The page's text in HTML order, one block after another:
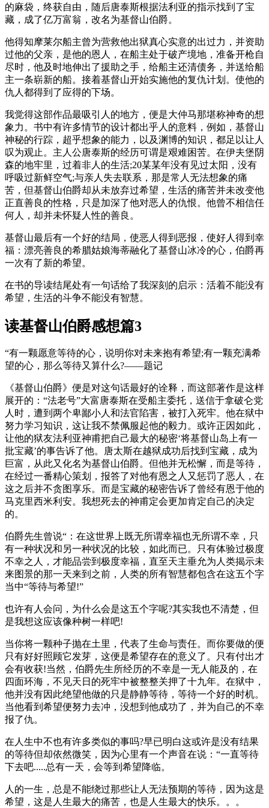
的麻袋，终获自由，随后唐泰斯根据法利亚的指示找到了宝
藏，成了亿万富翁，改名为基督山伯爵。
他得知摩莱尔船主曾为营救他出狱真心实意的出过力，并资助
过他的父亲，是他的恩人，在船主处于破产境地，准备开枪自
尽时，他及时地伸出了援助之手，给船主还清债务，并送给船
主一条崭新的船。接着基督山开始实施他的复仇计划。使他的
仇人都得到了应得的下场。
我觉得这部作品最吸引人的地方，便是大仲马那堪称神奇的想
象力。书中有许多情节的设计都出乎人的意料，例如，基督山
神秘的行踪，超乎想象的能力，以及渊博的知识，都足以让人
叹为观止。主人公唐泰斯的经历可谓是艰难困苦。在伊夫堡阴
森的地牢里，过着非人的生活;20某某年没有见过太阳，没有
呼吸过新鲜空气;与亲人失去联系，那是常人无法想象的痛
苦，但基督山伯爵却从未放弃过希望，生活的痛苦并未改变他
正直善良的性格，只是加深了他对恶人的仇恨。他曾不相信任
何人，却并未怀疑人性的善良。
基督山最后有一个好的结局，使恶人得到恶报，使好人得到幸
福：漂亮善良的希腊姑娘海蒂融化了基督山冰冷的心，伯爵再
一次有了新的希望。
在书的导读结尾处有一句话给了我深刻的启示：活着不能没有
希望，生活的斗争不能没有智慧。
读基督山伯爵感想篇3
“有一颗愿意等待的心，说明你对未来抱有希望;有一颗充满希
望的心，那么等待又算什么?——题记
《基督山伯爵》便是对这句话最好的诠释，而这部著作是这样
展开的：“法老号”大富唐泰斯在受船主委托，送信于拿破仑党
人时，遭到两个卑鄙小人和法官陷害，被打入死牢。他在狱中
努力学习知识，这让我不禁佩服起他的毅力。或许正因如此，
让他的狱友法利亚神甫把自己最大的秘密‘将基督山岛上有一
批宝藏’的事告诉了他。唐太斯在越狱成功后找到宝藏，成为
巨富，从此又化名为基督山伯爵。但他并无松懈，而是等待，
在经过一番精心策划，报答了对他有恩之人又惩罚了恶人，在
这之后并不贪图享乐。而是宝藏的秘密告诉了曾经有恩于他的
马克里西米利安。我想死去的神甫定会更加肯定自己的决定
的。
伯爵先生曾说“：在这世界上既无所谓幸福也无所谓不幸，只
有一种状况和另一种状况的比较，如此而已。只有体验过极度
不幸之人，才能品尝到极度幸福，直至天主垂允为人类揭示未
来图景的那一天来到之前，人类的所有智慧都包含在这五个字
当中“等待与希望!”
也许有人会问，为什么会是这五个字呢?其实我也不清楚，但
是我想这应该像种树一样吧!
当你将一颗种子抛在土里，代表了生命与责任。而你要做的便
只有好好照顾它发芽，这便是希望存在的意义了。只有付出才
会有收获!当然，伯爵先生所经历的不幸是一无人能及的，在
四面环海，不见天日的死牢中被整整关押了十九年。在狱中，
他并没有因此绝望他做的只是静静等待，等待一个好的时机。
当他看到希望便努力去冲，没想到他成功了，并为自己的不幸
报了仇。
在人生中不也有许多类似的事吗?早已明白这或许是没有结果
的等待但却依然微笑，因为心里有一个声音在说：“一直等待
下去吧.....总有一天，会等到希望降临。
人的一生，总是不能绕过那些让人无法预期的等待，因为这是
希望，这是人生最大的痛苦，也是人生最大的快乐。。。